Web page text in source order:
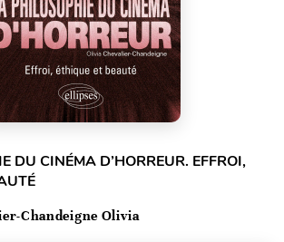
DU CINÉMA D’HORREUR. EFFROI,
Chandeigne Olivia